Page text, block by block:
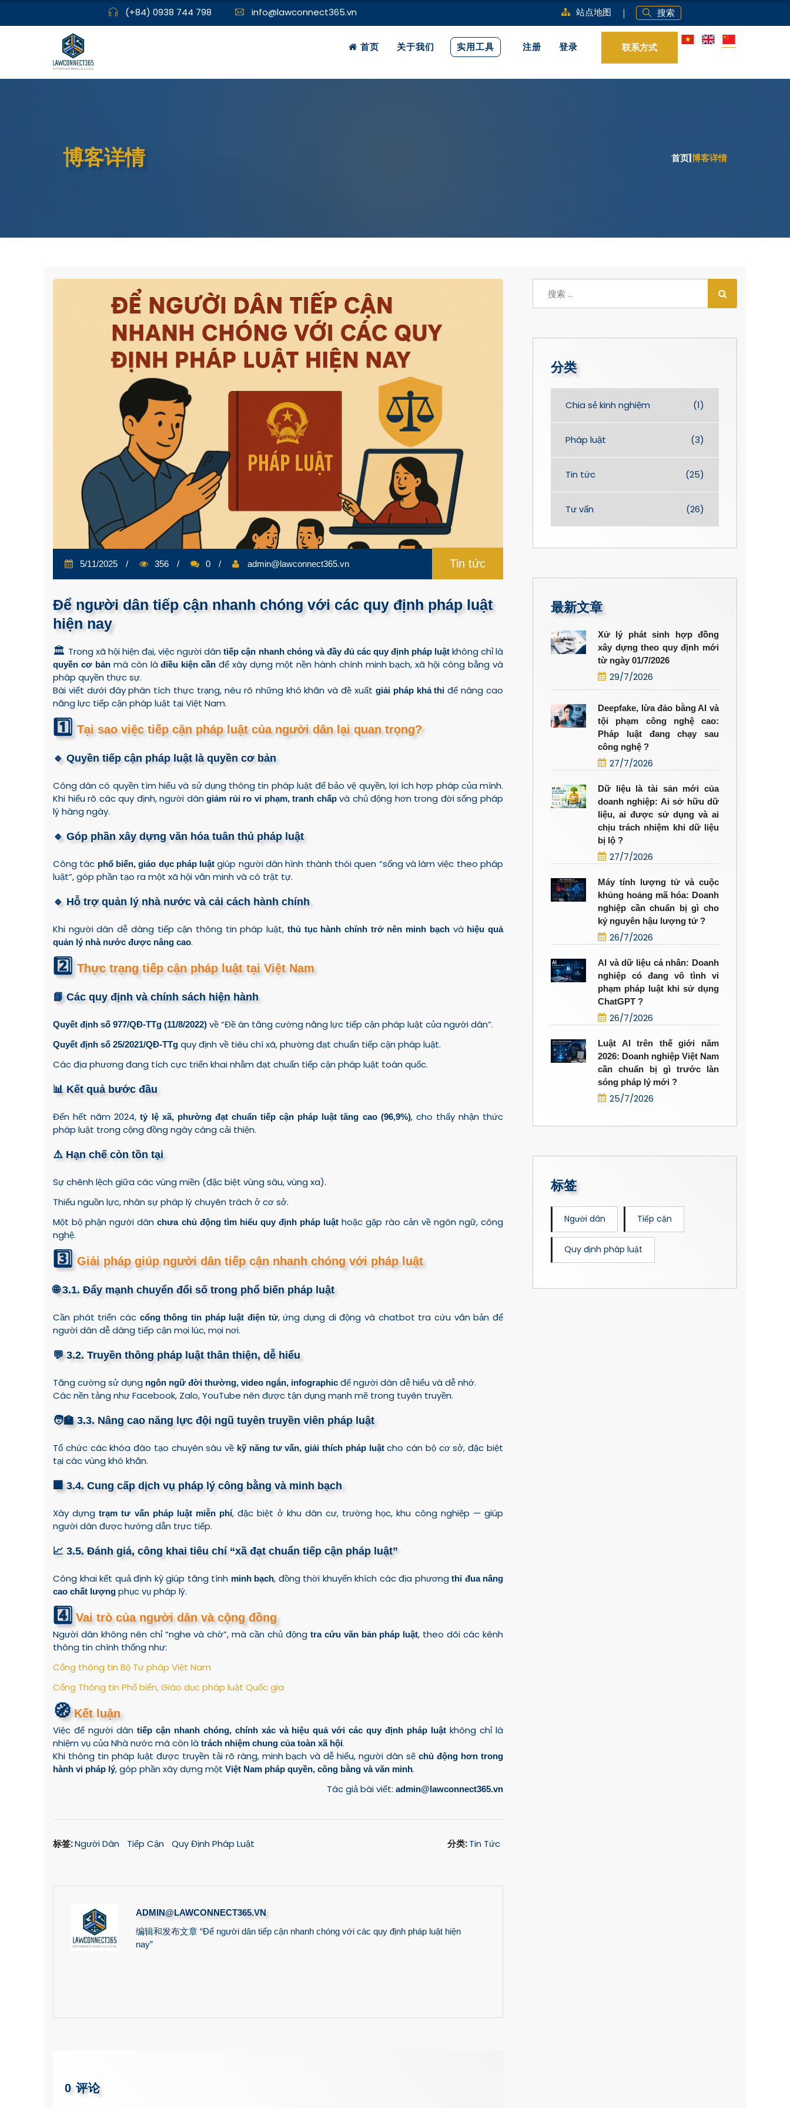
(+84) 0938 744 798 info@lawconnect365.vn 站点地图 搜索
首页 关于我们 实用工具 注册 登录 联系方式
博客详情 首页 博客详情
Tin tức
5/11/2025 356 0 admin@lawconnect365.vn
Để người dân tiếp cận nhanh chóng với các quy định pháp luật
hiện nay
🏛️ Trong xã hội hiện đại, việc người dântiếp cận nhanh chóng và đầy đủ các quy định pháp luậtkhông chỉ là
quyền cơ bảnmà còn làđiều kiện cần để xây dựng một nền hành chính minh bạch, xã hội công bằng và
pháp quyền thực sự.
Bài viết dưới đây phân tích thực trạng, nêu rõ những khó khăn và đề xuất giải pháp khả thi để nâng cao
năng lực tiếp cận pháp luật tại Việt Nam.
1️⃣ Tại sao việc tiếp cận pháp luật của người dân lại quan trọng?
🔹 Quyền tiếp cận pháp luật là quyền cơ bản
Công dân có quyền tìm hiểu và sử dụng thông tin pháp luật để bảo vệ quyền, lợi ích hợp pháp của mình.
Khi hiểu rõ các quy định, người dângiảm rủi ro vi phạm, tranh chấpvà chủ động hơn trong đời sống pháp
lý hàng ngày.
🔹 Góp phần xây dựng văn hóa tuân thủ pháp luật
Công tác phổ biến, giáo dục pháp luật giúp người dân hình thành thói quen “sống và làm việc theo pháp
luật”, góp phần tạo ra một xã hội văn minh và có trật tự.
🔹 Hỗ trợ quản lý nhà nước và cải cách hành chính
Khi người dân dễ dàng tiếp cận thông tin pháp luật, thủ tục hành chính trở nên minh bạchvà hiệu quả
quản lý nhà nước được nâng cao.
2️⃣ Thực trạng tiếp cận pháp luật tại Việt Nam
📘 Các quy định và chính sách hiện hành
Quyết định số 977/QĐ-TTg (11/8/2022) về “Đề án tăng cường năng lực tiếp cận pháp luật của người dân”.
Quyết định số 25/2021/QĐ-TTg quy định về tiêu chí xã, phường đạt chuẩn tiếp cận pháp luật.
Các địa phương đang tích cực triển khai nhằm đạt chuẩn tiếp cận pháp luật toàn quốc.
📊 Kết quả bước đầu
Đến hết năm 2024,tỷ lệ xã, phường đạt chuẩn tiếp cận pháp luật tăng cao (96,9%), cho thấy nhận thức
pháp luật trong cộng đồng ngày càng cải thiện.
⚠️ Hạn chế còn tồn tại
Sự chênh lệch giữa các vùng miền (đặc biệt vùng sâu, vùng xa).
Thiếu nguồn lực, nhân sự pháp lý chuyên trách ở cơ sở.
Một bộ phận người dânchưa chủ động tìm hiểu quy định pháp luật hoặc gặp rào cản về ngôn ngữ, công
nghệ.
3️⃣ Giải pháp giúp người dân tiếp cận nhanh chóng với pháp luật
🌐 3.1. Đẩy mạnh chuyển đổi số trong phổ biến pháp luật
Cần phát triển các cổng thông tin pháp luật điện tử, ứng dụng di động và chatbot tra cứu văn bản để
người dân dễ dàng tiếp cận mọi lúc, mọi nơi.
💬 3.2. Truyền thông pháp luật thân thiện, dễ hiểu
Tăng cường sử dụng ngôn ngữ đời thường, video ngắn, infographic để người dân dễ hiểu và dễ nhớ.
Các nền tảng như Facebook, Zalo, YouTube nên được tận dụng mạnh mẽ trong tuyên truyền.
🧑‍🏫 3.3. Nâng cao năng lực đội ngũ tuyên truyền viên pháp luật
Tổ chức các khóa đào tạo chuyên sâu về kỹ năng tư vấn, giải thích pháp luậtcho cán bộ cơ sở, đặc biệt
tại các vùng khó khăn.
🏢 3.4. Cung cấp dịch vụ pháp lý công bằng và minh bạch
Xây dựngtrạm tư vấn pháp luật miễn phí, đặc biệt ở khu dân cư, trường học, khu công nghiệp — giúp
người dân được hướng dẫn trực tiếp.
📈 3.5. Đánh giá, công khai tiêu chí “xã đạt chuẩn tiếp cận pháp luật”
Công khai kết quả định kỳ giúp tăng tính minh bạch, đồng thời khuyến khích các địa phương thi đua nâng
cao chất lượng phục vụ pháp lý.
4️⃣ Vai trò của người dân và cộng đồng
Người dân không nên chỉ “nghe và chờ”, mà cần chủ động tra cứu văn bản pháp luật, theo dõi các kênh
thông tin chính thống như:
Cổng thông tin Bộ Tư pháp Việt Nam
Cổng Thông tin Phổ biến, Giáo dục pháp luật Quốc gia
🧭 Kết luận
Việc để người dân tiếp cận nhanh chóng, chính xác và hiệu quả với các quy định pháp luật không chỉ là
nhiệm vụ của Nhà nước mà còn là trách nhiệm chung của toàn xã hội.
Khi thông tin pháp luật được truyền tải rõ ràng, minh bạch và dễ hiểu, người dân sẽchủ động hơn trong
hành vi pháp lý, góp phần xây dựng một Việt Nam pháp quyền, công bằng và văn minh.
Tác giả bài viết: admin@lawconnect365.vn
标签:Người Dân Tiếp Cận Quy Định Pháp Luật 分类:Tin Tức
ADMIN@LAWCONNECT365.VN
编辑和发布文章 “Để người dân tiếp cận nhanh chóng với các quy định pháp luật hiện
nay”
0 评论
分类
Chia sẻ kinh nghiệm (1)
Pháp luật (3)
Tin tức (25)
Tư vấn (26)
最新文章
Xử lý phát sinh hợp đồng
xây dựng theo quy định mới
từ ngày 01/7/2026
29/7/2026
Deepfake, lừa đảo bằng AI và
tội phạm công nghệ cao:
Pháp luật đang chạy sau
công nghệ ?
27/7/2026
Dữ liệu là tài sản mới của
doanh nghiệp: Ai sở hữu dữ
liệu, ai được sử dụng và ai
chịu trách nhiệm khi dữ liệu
bị lộ ?
27/7/2026
Máy tính lượng tử và cuộc
khủng hoảng mã hóa: Doanh
nghiệp cần chuẩn bị gì cho
kỷ nguyên hậu lượng tử ?
26/7/2026
AI và dữ liệu cá nhân: Doanh
nghiệp có đang vô tình vi
phạm pháp luật khi sử dụng
ChatGPT ?
26/7/2026
Luật AI trên thế giới năm
2026: Doanh nghiệp Việt Nam
cần chuẩn bị gì trước làn
sóng pháp lý mới ?
25/7/2026
标签
Người dân Tiếp cận
Quy định pháp luật